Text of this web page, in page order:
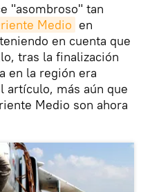
"asombroso" tan
Medio en
en cuenta que
tras la finalización
en la región era
artículo, más aún que
Medio son ahora